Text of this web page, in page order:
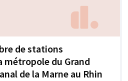
de stations
du Grand
de la Marne au Rhin